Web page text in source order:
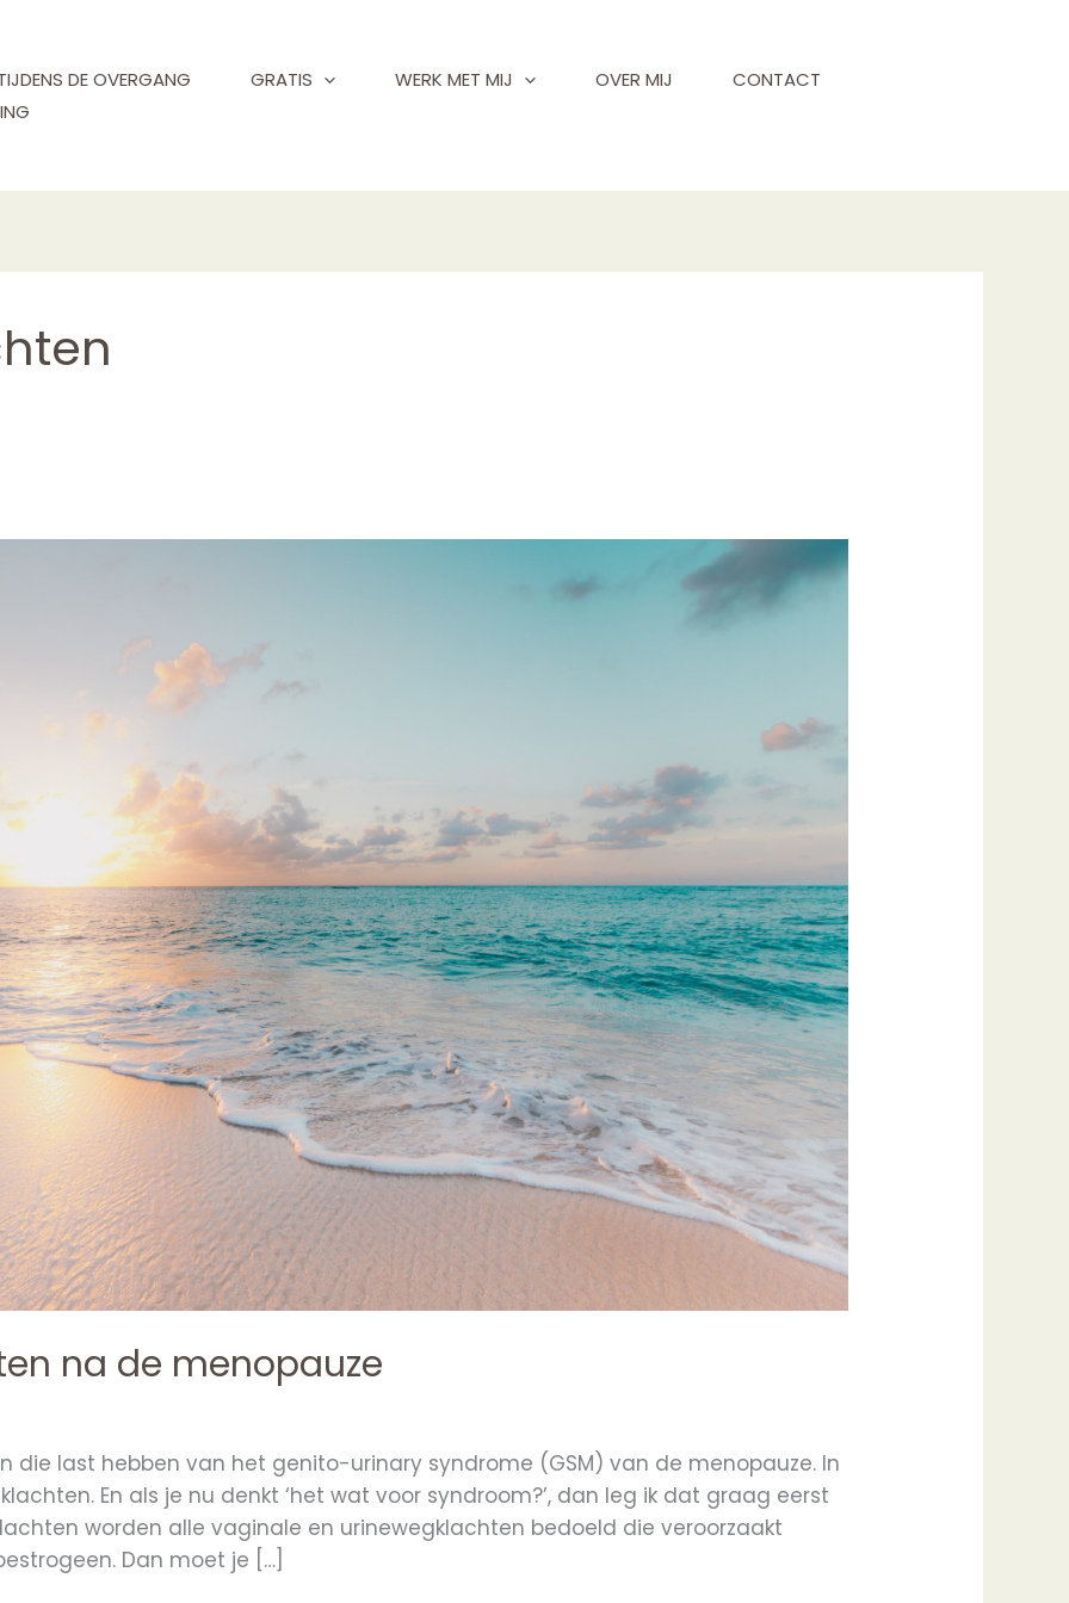
DE OVERGANG GRATIS WERK MET MIJ OVER MIJ
CONTACT
na de menopauze
die last hebben van het genito-urinary syndrome (GSM) van de menopauze. In
En als je nu denkt ‘het wat voor syndroom?’, dan leg ik dat graag eerst
worden alle vaginale en urinewegklachten bedoeld die veroorzaakt
Dan moet je […]